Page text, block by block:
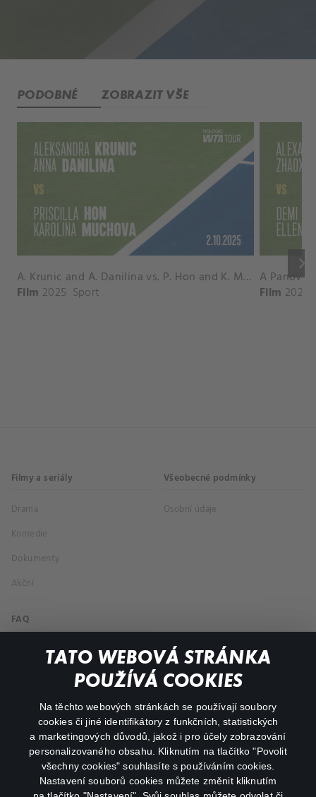
TATO WEBOVÁ STRÁNKA
POUŽÍVÁ COOKIES
Na těchto webových stránkách se používají soubory
cookies či jiné identifikátory z funkčních, statistických
a marketingových důvodů, jakož i pro účely zobrazování
personalizovaného obsahu. Kliknutím na tlačítko "Povolit
všechny cookies" souhlasíte s používáním cookies.
Nastavení souborů cookies můžete změnit kliknutím
PODOBNÉ ZOBRAZIT VŠE
keyboard_arrow_right
A. Krunic and A. Danilina vs. P. Hon and K. Muchova Match Highlights - BEIJING_Capital Group Diamond ( October 02, 2025)
Film 2025 Sport Film 2026
Filmy a seriály
Drama
Komedie
Dokumenty
Akční
Všeobecné podmínky
Osobní údaje
FAQ
Můj účet
Důležité odkazy
facebookinstagram
youtube